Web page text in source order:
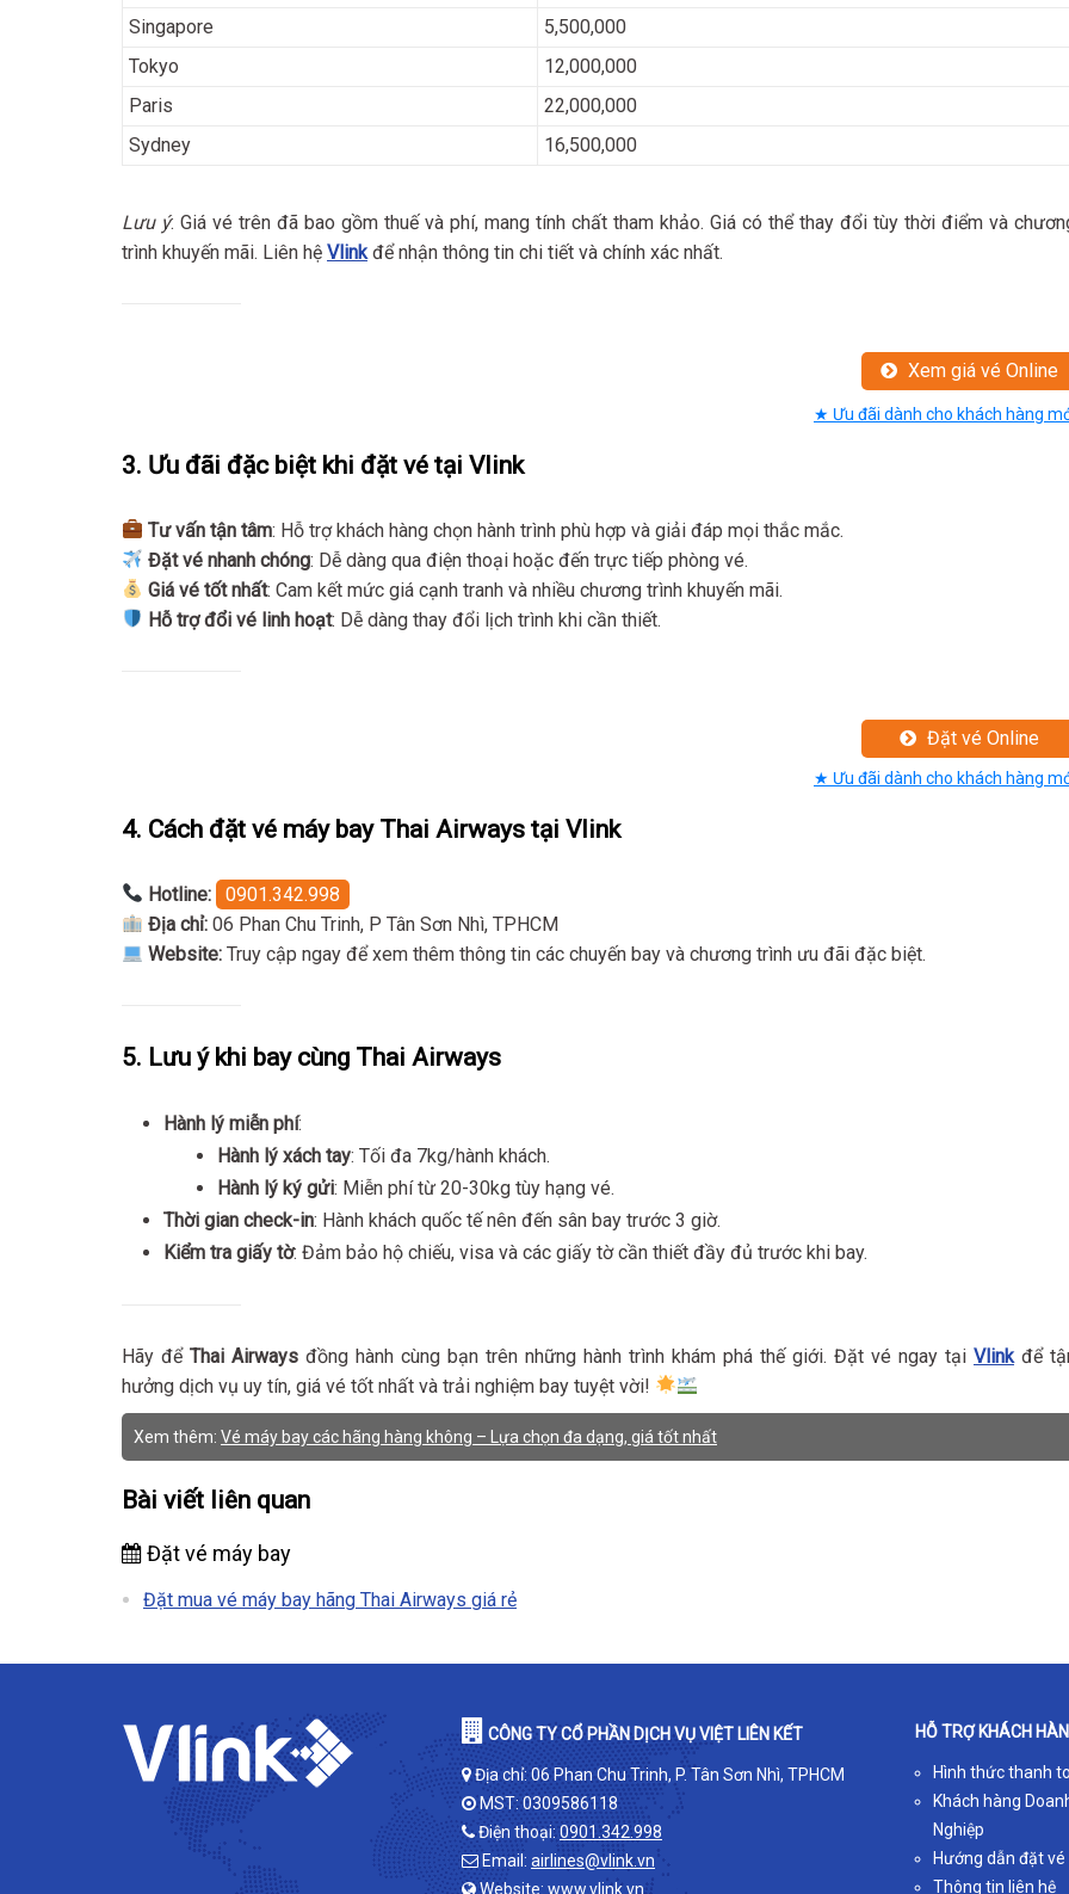
Singapore
5,500,000
Tokyo
12,000,000
Paris
22,000,000
Sydney
16,500,000
Lưu ý: Giá vé trên đã bao gồm thuế và phí, mang tính chất tham khảo. Giá có thể thay đổi tùy thời điểm và
trình khuyến mãi. Liên hệ Vlink để nhận thông tin chi tiết và chính xác nhất.
Xem giá vé Online
★ Ưu đãi dành cho khách hàng
3. Ưu đãi đặc biệt khi đặt vé tại Vlink
Tư vấn tận tâm: Hỗ trợ khách hàng chọn hành trình phù hợp và giải đáp mọi thắc mắc.
Đặt vé nhanh chóng: Dễ dàng qua điện thoại hoặc đến trực tiếp phòng vé.
Giá vé tốt nhất: Cam kết mức giá cạnh tranh và nhiều chương trình khuyến mãi.
Hỗ trợ đổi vé linh hoạt: Dễ dàng thay đổi lịch trình khi cần thiết.
Đặt vé Online
★ Ưu đãi dành cho khách hàng
4. Cách đặt vé máy bay Thai Airways tại Vlink
Hotline:
0901.342.998
Địa chỉ: 06 Phan Chu Trinh, P Tân Sơn Nhì, TPHCM
Website: Truy cập ngay để xem thêm thông tin các chuyến bay và chương trình ưu đãi đặc biệt.
5. Lưu ý khi bay cùng Thai Airways
Hành lý miễn phí:
Hành lý xách tay: Tối đa 7kg/hành khách.
Hành lý ký gửi: Miễn phí từ 20-30kg tùy hạng vé.
Thời gian check-in: Hành khách quốc tế nên đến sân bay trước 3 giờ.
Kiểm tra giấy tờ: Đảm bảo hộ chiếu, visa và các giấy tờ cần thiết đầy đủ trước khi bay.
Hãy để Thai Airways đồng hành cùng bạn trên những hành trình khám phá thế giới. Đặt vé ngay tại Vlink để
hưởng dịch vụ uy tín, giá vé tốt nhất và trải nghiệm bay tuyệt vời!
Xem thêm: Vé máy bay các hãng hàng không – Lựa chọn đa dạng, giá tốt nhất
Bài viết liên quan
Đặt vé máy bay
Đặt mua vé máy bay hãng Thai Airways giá rẻ
CÔNG TY CỔ PHẦN DỊCH VỤ VIỆT LIÊN KẾT
Địa chỉ: 06 Phan Chu Trinh, P. Tân Sơn Nhì, TPHCM
MST: 0309586118
Điện thoại: 0901.342.998
Email: airlines@vlink.vn
Website: www.vlink.vn
HỖ TRỢ KHÁCH
Hình thức thanh
Khách hàng
Nghiệp
Hướng dẫn đặt vé
Thông tin liên hệ